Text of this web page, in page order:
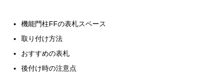
機能門柱FFの表札スペース
取り付け方法
おすすめの表札
後付け時の注意点